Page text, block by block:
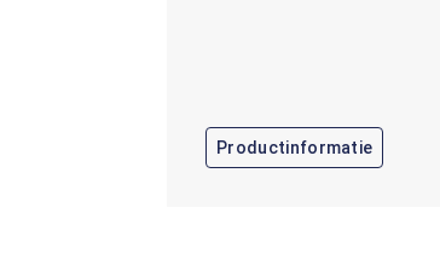
Productinformatie